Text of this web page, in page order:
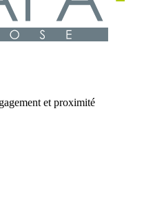
et proximité